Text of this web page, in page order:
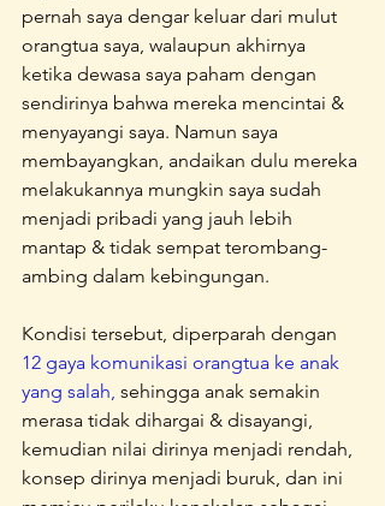
pernah saya dengar keluar dari mulut
orangtua saya, walaupun akhirnya
ketika dewasa saya paham dengan
sendirinya bahwa mereka mencintai &
menyayangi saya. Namun saya
membayangkan, andaikan dulu mereka
melakukannya mungkin saya sudah
menjadi pribadi yang jauh lebih
mantap & tidak sempat terombang-
ambing dalam kebingungan.
Kondisi tersebut, diperparah dengan
12 gaya komunikasi orangtua ke anak
yang salah, sehingga anak semakin
merasa tidak dihargai & disayangi,
kemudian nilai dirinya menjadi rendah,
konsep dirinya menjadi buruk, dan ini